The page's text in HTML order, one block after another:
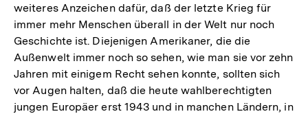
weiteres Anzeichen dafür, daß der letzte Krieg für
immer mehr Menschen überall in der Welt nur noch
Geschichte ist. Diejenigen Amerikaner, die die
Außenwelt immer noch so sehen, wie man sie vor zehn
Jahren mit einigem Recht sehen konnte, sollten sich
vor Augen halten, daß die heute wahlberechtigten
jungen Europäer erst 1943 und in manchen Ländern, in